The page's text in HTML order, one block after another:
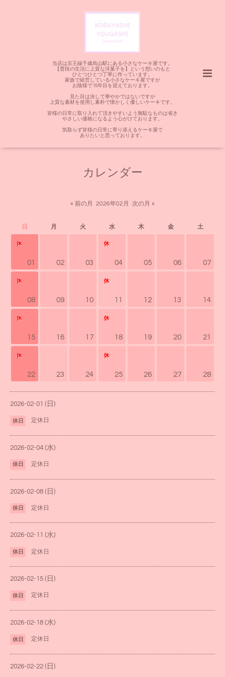
当店は京王線千歳烏山駅にある小さなケーキ屋です。
【普段の生活に上質な洋菓子を】という想いのもと
ひとつひとつ丁寧に作っています。
家族で経営している小さなケーキ屋ですが
お陰様で15年目を迎えております。
見た目は決して華やかではないですが
上質な素材を使用し素朴で懐かしく優しいケーキです。
皆様の日常に取り入れて頂きやすいよう無駄なものは省き
やさしい価格になるよう心がけております。
気取らず皆様の日常に寄り添えるケーキ屋で
ありたいと思っております。
カレンダー
« 前の月 2026年02月 次の月 »
日 月 火 水 木 金 土
01 02 03 04 05 06 07
08 09 10 11 12 13 14
15 16 17 18 19 20 21
22 23 24 25 26 27 28
2026-02-01 (日)
休日 定休日
2026-02-04 (水)
休日 定休日
2026-02-08 (日)
休日 定休日
2026-02-11 (水)
休日 定休日
2026-02-15 (日)
休日 定休日
2026-02-18 (水)
休日 定休日
2026-02-22 (日)